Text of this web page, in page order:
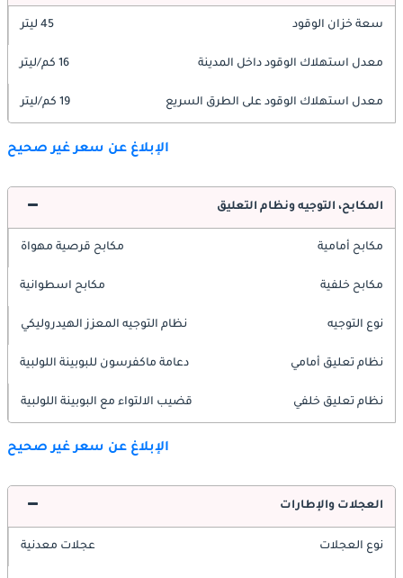
سعة خزان الوقود 45 ليتر
معدل استهلاك الوقود داخل المدينة 16 كم/ليتر
معدل استهلاك الوقود على الطرق السريع 19 كم/ليتر
الإبلاغ عن سعر غير صحيح
المكابح، التوجيه ونظام التعليق
مكابح أمامية مكابح قرصية مهواة
مكابح خلفية مكابح اسطوانية
نوع التوجيه نظام التوجيه المعزز الهيدروليكي
نظام تعليق أمامي دعامة ماكفرسون للبوبينة اللولبية
نظام تعليق خلفي قضيب الالتواء مع البوبينة اللولبية
الإبلاغ عن سعر غير صحيح
العجلات والإطارات
نوع العجلات عجلات معدنية